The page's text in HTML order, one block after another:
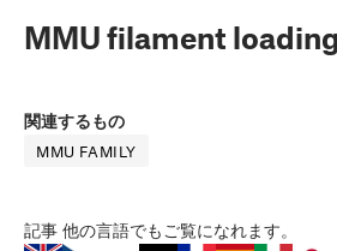
MMU filament
関連するもの
MMU FAMILY
記事 他の言語でもご覧になれます。